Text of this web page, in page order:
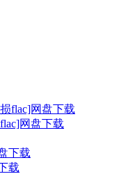
网盘下载
载